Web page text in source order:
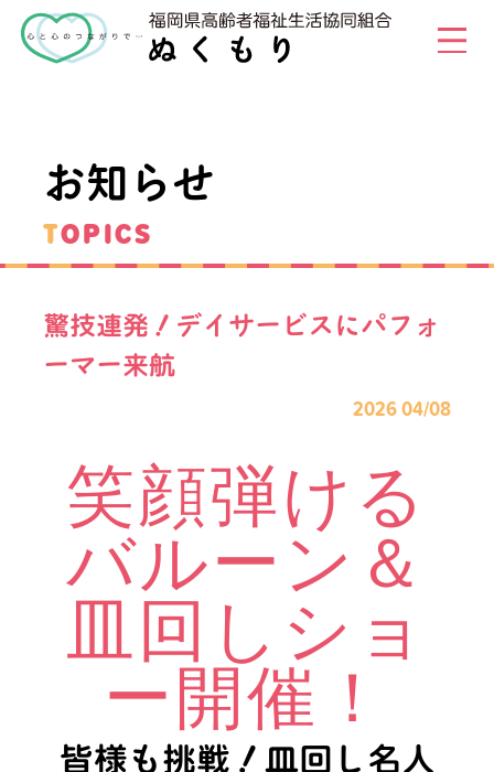
お知らせ
TOPICS
驚技連発！デイサービスにパフォ
ーマー来航
2026 04/08
笑顔弾ける
バルーン＆
皿回しショ
ー開催！
皆様も挑戦！皿回し名人